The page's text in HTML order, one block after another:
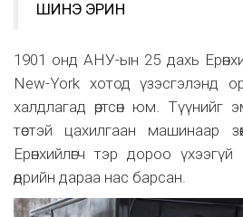
ШИНЭ ЭРИН
1901 онд АНУ-ын 25 дахь
New-York хотод үзэсгэлэнд
халдлагад өртсөн юм. Түүнийг
төстэй цахилгаан машинаар
Ерөнхийлөгч тэр дороо
өдрийн дараа нас барсан.